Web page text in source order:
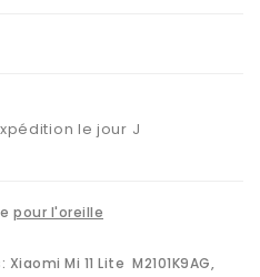
le jour J
pour l'oreille
Xiaomi Mi 11 Lite M2101K9AG,